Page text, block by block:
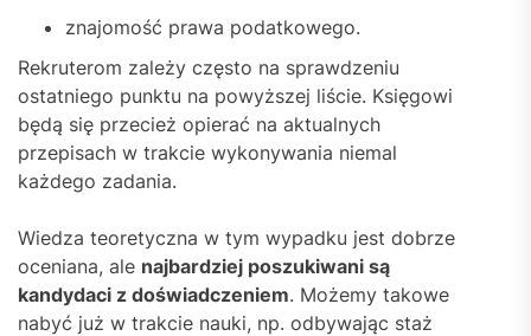
znajomość prawa podatkowego.
Rekruterom zależy często na sprawdzeniu
ostatniego punktu na powyższej liście. Księgowi
będą się przecież opierać na aktualnych
przepisach w trakcie wykonywania niemal
każdego zadania.
Wiedza teoretyczna w tym wypadku jest dobrze
oceniana, ale najbardziej poszukiwani są
kandydaci z doświadczeniem. Możemy takowe
nabyć już w trakcie nauki, np. odbywając staż